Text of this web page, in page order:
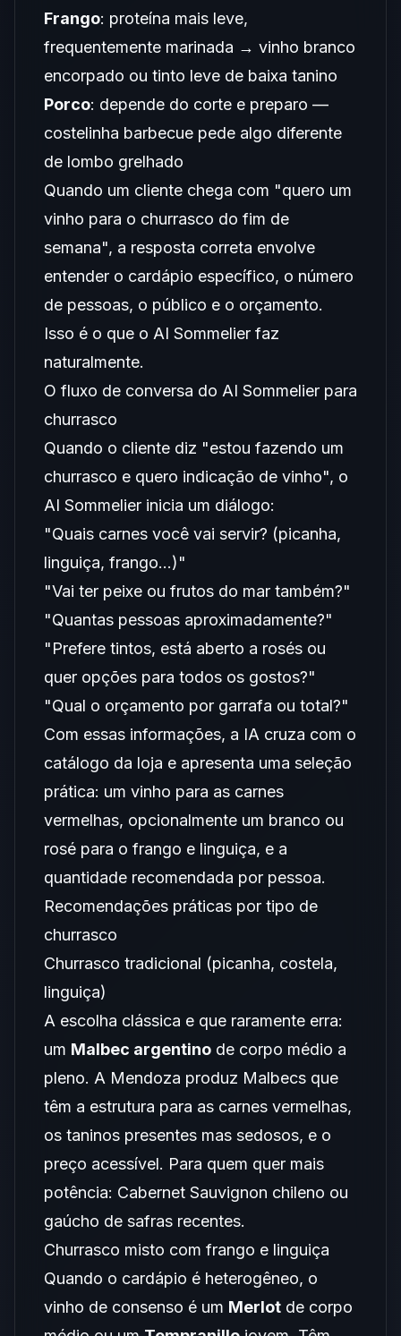
Frango: proteína mais leve,
frequentemente marinada → vinho branco
encorpado ou tinto leve de baixa tanino
Porco: depende do corte e preparo —
costelinha barbecue pede algo diferente
de lombo grelhado
Quando um cliente chega com "quero um
vinho para o churrasco do fim de
semana", a resposta correta envolve
entender o cardápio específico, o número
de pessoas, o público e o orçamento.
Isso é o que o AI Sommelier faz
naturalmente.
O fluxo de conversa do AI Sommelier para
churrasco
Quando o cliente diz "estou fazendo um
churrasco e quero indicação de vinho", o
AI Sommelier inicia um diálogo:
"Quais carnes você vai servir? (picanha,
linguiça, frango...)"
"Vai ter peixe ou frutos do mar também?"
"Quantas pessoas aproximadamente?"
"Prefere tintos, está aberto a rosés ou
quer opções para todos os gostos?"
"Qual o orçamento por garrafa ou total?"
Com essas informações, a IA cruza com o
catálogo da loja e apresenta uma seleção
prática: um vinho para as carnes
vermelhas, opcionalmente um branco ou
rosé para o frango e linguiça, e a
quantidade recomendada por pessoa.
Recomendações práticas por tipo de
churrasco
Churrasco tradicional (picanha, costela,
linguiça)
A escolha clássica e que raramente erra:
um Malbec argentino de corpo médio a
pleno. A Mendoza produz Malbecs que
têm a estrutura para as carnes vermelhas,
os taninos presentes mas sedosos, e o
preço acessível. Para quem quer mais
potência: Cabernet Sauvignon chileno ou
gaúcho de safras recentes.
Churrasco misto com frango e linguiça
Quando o cardápio é heterogêneo, o
vinho de consenso é um Merlot de corpo